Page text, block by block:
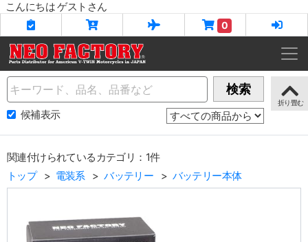
こんにちは ゲストさん
0
Name 検索
候補表示
関連付けられているカテゴリ：1件
トップ
電装系 バッテリー バッテリー本体